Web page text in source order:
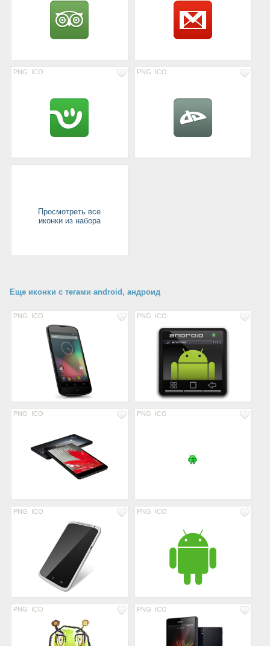
PNG ICO PNG ICO
Просмотреть все
иконки из набора
Еще иконки с тегами android, андроид
PNG ICO PNG ICO
PNG ICO PNG ICO
PNG ICO PNG ICO
PNG ICO PNG ICO